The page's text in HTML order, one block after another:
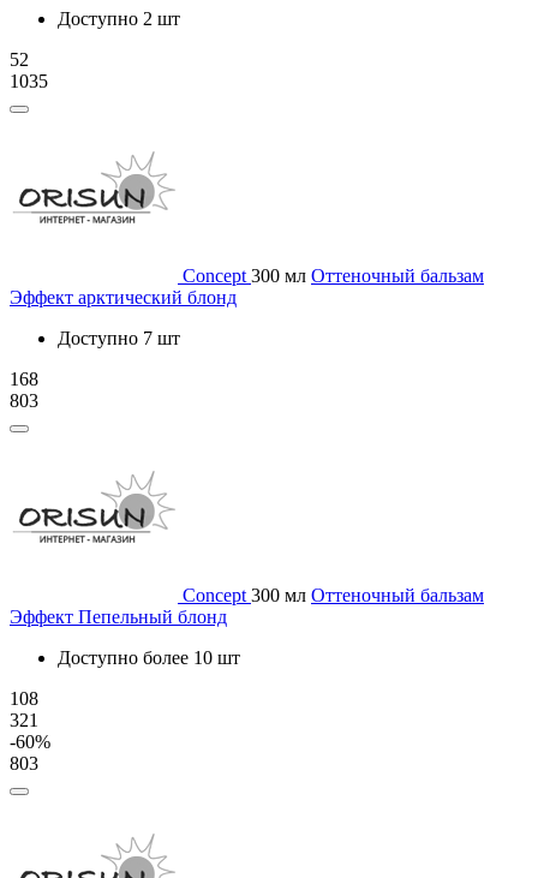
Доступно 2 шт
52
1035
Concept 300 мл Оттеночный бальзам
Эффект арктический блонд
Доступно 7 шт
168
803
Concept 300 мл Оттеночный бальзам
Эффект Пепельный блонд
Доступно более 10 шт
108
321
-60%
803